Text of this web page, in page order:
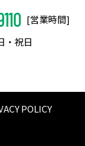
[営業時間]
・祝日
POLICY